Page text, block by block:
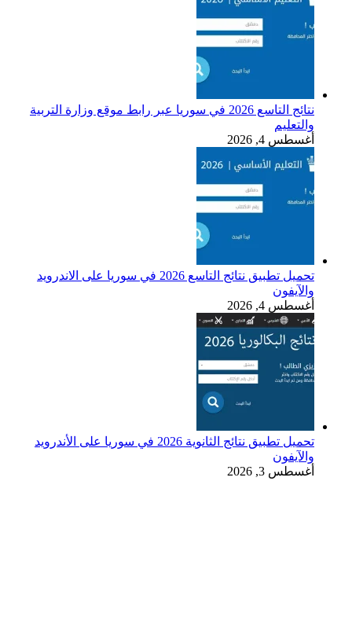
نتائج التاسع 2026 في سوريا عبر رابط موقع وزارة التربية
والتعليم
أغسطس 4, 2026
تحميل تطبيق نتائج التاسع 2026 في سوريا على الاندرويد
والآيفون
أغسطس 4, 2026
تحميل تطبيق نتائج الثانوية 2026 في سوريا على الأندرويد
والآيفون
أغسطس 3, 2026